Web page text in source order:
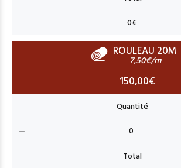
ROULEAU 20M
7,50€/m
150,00€